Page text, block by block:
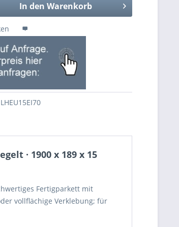
In den Warenkorb
· 1900 x 189 x 15
Fertigparkett mit
vollflächige Verklebung; für